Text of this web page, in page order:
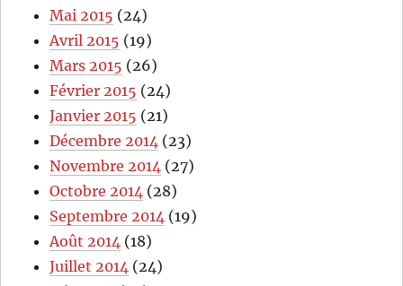
Mai 2015 (24)
Avril 2015 (19)
Mars 2015 (26)
Février 2015 (24)
Janvier 2015 (21)
Décembre 2014 (23)
Novembre 2014 (27)
Octobre 2014 (28)
Septembre 2014 (19)
Août 2014 (18)
Juillet 2014 (24)